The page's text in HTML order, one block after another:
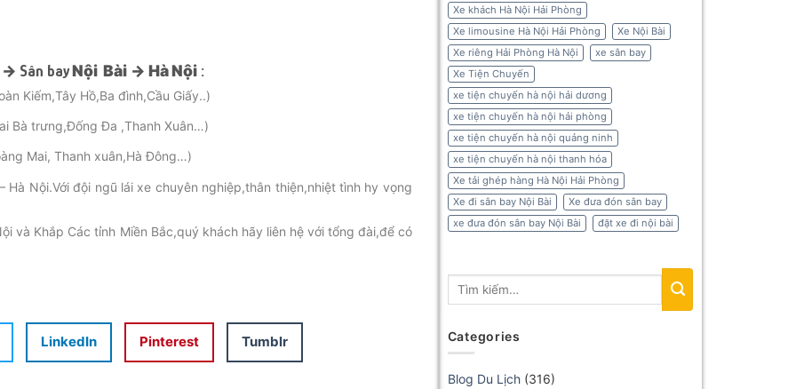
→ Sân bayNội Bài → Hà Nội :
Kiếm,Tây Hồ,Ba đình,Cầu Giấy..)
Bà trưng,Đống Đa ,Thanh Xuân…)
Mai, Thanh xuân,Hà Đông…)
Hà Nội.Với đội ngũ lái xe chuyên nghiệp,thân thiện,nhiệt tình hy vọng
và Khắp Các tỉnh Miền Bắc,quý khách hãy liên hệ với tổng đài,để có
LinkedIn Pinterest Tumblr
Xe khách Hà Nội Hải Phòng
Xe limousine Hà Nội Hải Phòng
Xe Nội Bài
Xe riêng Hải Phòng Hà Nội
xe sân bay
Xe Tiện Chuyến
xe tiện chuyến hà nội hải dương
xe tiện chuyến hà nội hải phòng
xe tiện chuyến hà nội quảng ninh
xe tiện chuyến hà nội thanh hóa
Xe tải ghép hàng Hà Nội Hải Phòng
Xe đi sân bay Nội Bài
Xe đưa đón sân bay
xe đưa đón sân bay Nội Bài
đặt xe đi nội bài
Categories
Blog Du Lịch(316)